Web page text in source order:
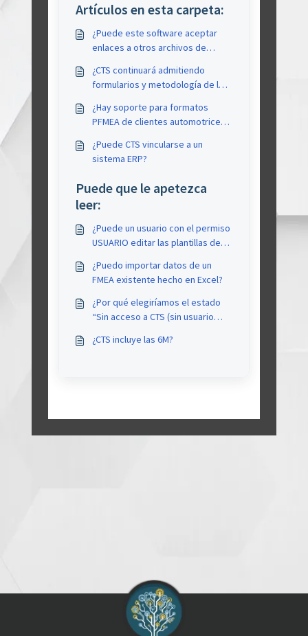
Artículos en esta carpeta:
¿Puede este software aceptar
enlaces a otros archivos de
o Project Management?
¿CTS continuará admitiendo
formularios y metodología de la
¿Hay soporte para formatos
PFMEA de clientes automotrices
PFMEA?
¿Puede CTS vincularse a un
sistema ERP?
Puede que le apetezca
leer:
¿Puede un usuario con el permiso
USUARIO editar las plantillas de
¿Puedo importar datos de un
FMEA existente hecho en Excel?
¿Por qué elegiríamos el estado
“Sin acceso a CTS (sin usuario
¿CTS incluye las 6M?